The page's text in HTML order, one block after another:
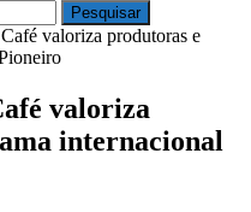
valoriza produtoras e
valoriza
internacional